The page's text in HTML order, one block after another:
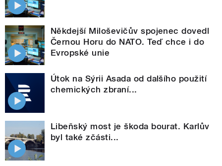
Někdejší Miloševičův spojenec dovedl
Černou Horu do NATO. Teď chce i do
Evropské unie
Útok na Sýrii Asada od dalšího použití
chemických zbraní...
Libeňský most je škoda bourat. Karlův
byl také zčásti...